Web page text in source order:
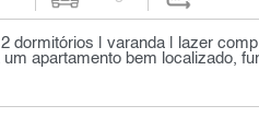
dormitórios | varanda | lazer
apartamento bem localizado,